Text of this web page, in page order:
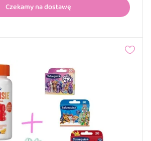
Czekamy na dostawę